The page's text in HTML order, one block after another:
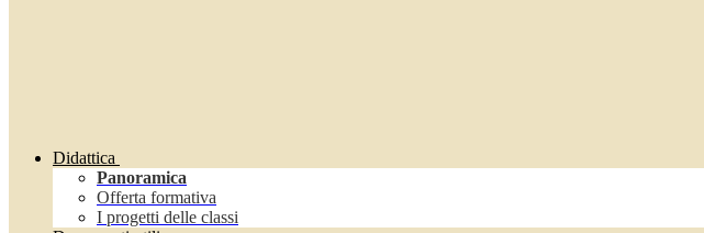
Didattica
Panoramica
Offerta formativa
I progetti delle classi